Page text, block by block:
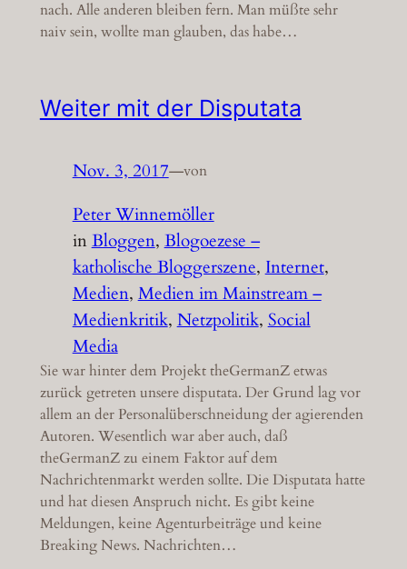
nach. Alle anderen bleiben fern. Man müßte sehr
naiv sein, wollte man glauben, das habe…
Weiter mit der Disputata
Nov. 3, 2017—von
Peter Winnemöller
inBloggen, Blogoezese –
katholische Bloggerszene, Internet
Medien, Medien im Mainstream –
Medienkritik, Netzpolitik, Social
Media
Sie war hinter dem Projekt theGermanZ etwas
zurück getreten unsere disputata. Der Grund lag vor
allem an der Personalüberschneidung der agierenden
Autoren. Wesentlich war aber auch, daß
theGermanZ zu einem Faktor auf dem
Nachrichtenmarkt werden sollte. Die Disputata hatte
und hat diesen Anspruch nicht. Es gibt keine
Meldungen, keine Agenturbeiträge und keine
Breaking News. Nachrichten…